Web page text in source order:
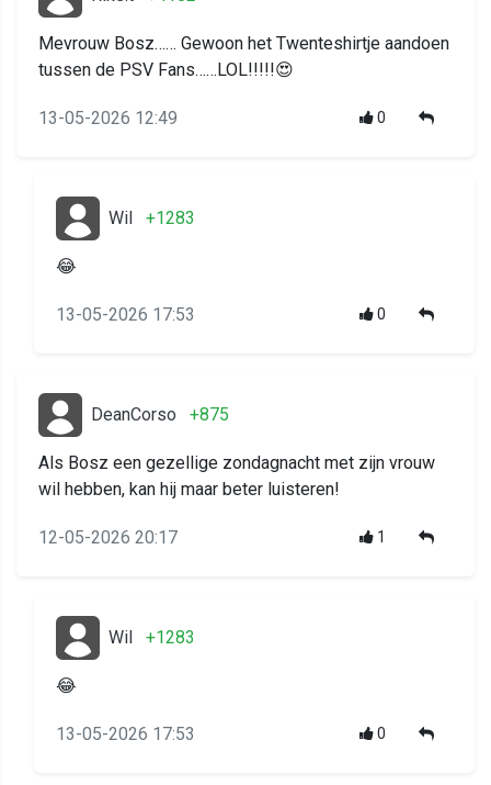
Mevrouw Bosz…… Gewoon het Twenteshirtje aandoen
tussen de PSV Fans……LOL!!!!!😍
13-05-2026 12:49 0
Wil +1283
😂
13-05-2026 17:53 0
DeanCorso +875
Als Bosz een gezellige zondagnacht met zijn vrouw
wil hebben, kan hij maar beter luisteren!
12-05-2026 20:17 1
Wil +1283
😂
13-05-2026 17:53 0